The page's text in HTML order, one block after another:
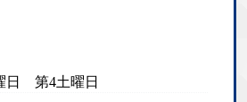
日 第4土曜日